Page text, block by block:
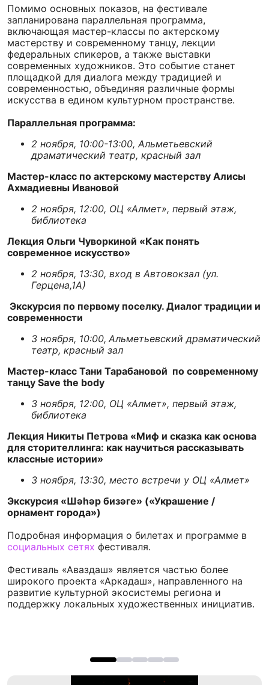
Помимо основных показов, на фестивале
запланирована параллельная программа,
включающая мастер-классы по актерскому
мастерству и современному танцу, лекции
федеральных спикеров, а также выставки
современных художников. Это событие станет
площадкой для диалога между традицией и
современностью, объединяя различные формы
искусства в едином культурном пространстве.
Параллельная программа:
2 ноября, 10:00-13:00, Альметьевский
драматический театр, красный зал
Мастер-класс по актерскому мастерству Алисы
Ахмадиевны Ивановой
2 ноября, 12:00, ОЦ «Алмет», первый этаж,
библиотека
Лекция Ольги Чуворкиной «Как понять
современное искусство»
2 ноября, 13:30, вход в Автовокзал (ул.
Герцена,1А)
Экскурсия по первому поселку. Диалог традиции и
современности
3 ноября, 10:00, Альметьевский драматический
театр, красный зал
Мастер-класс Тани Тарабановой по современному
танцу Save the body
3 ноября, 12:00, ОЦ «Алмет», первый этаж,
библиотека
Лекция Никиты Петрова «Миф и сказка как основа
для сторителлинга: как научиться рассказывать
классные истории»
3 ноября, 13:30, место встречи у ОЦ «Алмет»
Экскурсия «Шәһәр бизәге» («Украшение /
орнамент города»)
Подробная информация о билетах и программе в
социальных сетях фестиваля.
Фестиваль «Аваздаш» является частью более
широкого проекта «Аркадаш», направленного на
развитие культурной экосистемы региона и
поддержку локальных художественных инициатив.